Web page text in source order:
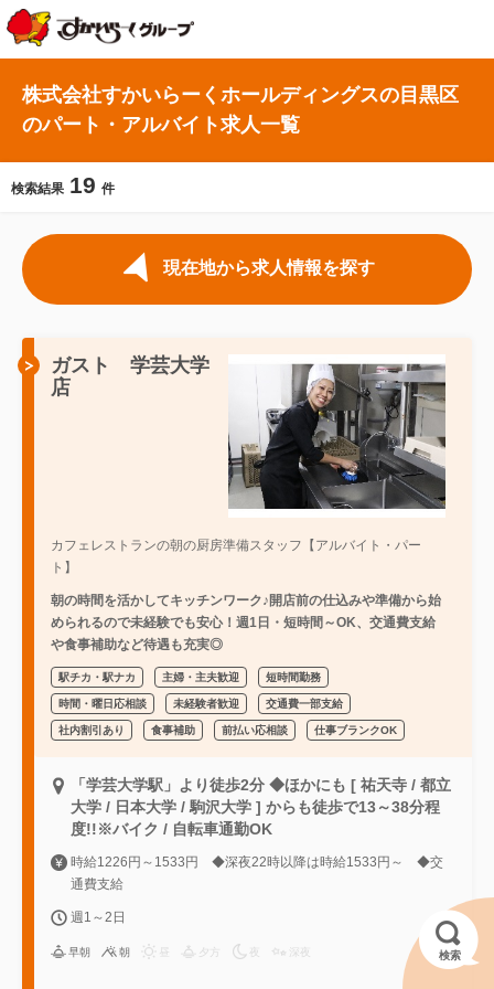
株式会社すかいらーくホールディングスの目黒区
のパート・アルバイト求人一覧
検索結果 19 件
現在地から求人情報を探す
ガスト 学芸大学
店
カフェレストランの朝の厨房準備スタッフ【アルバイト・パー
ト】
朝の時間を活かしてキッチンワーク♪開店前の仕込みや準備から始
められるので未経験でも安心！週1日・短時間～OK、交通費支給
や食事補助など待遇も充実◎
駅チカ・駅ナカ 主婦・主夫歓迎 短時間勤務
時間・曜日応相談 未経験者歓迎 交通費一部支給
社内割引あり 食事補助 前払い応相談 仕事ブランクOK
「学芸大学駅」より徒歩2分 ◆ほかにも [ 祐天寺 / 都立
大学 / 日本大学 / 駒沢大学 ] からも徒歩で13～38分程
度!!※バイク / 自転車通勤OK
時給1226円～1533円 ◆深夜22時以降は時給1533円～ ◆交
通費支給
週1～2日
早朝 朝 夕方 夜 深夜 検索